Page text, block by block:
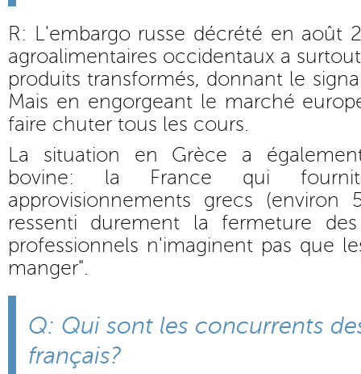
R: L'embargo russe décrété en août
agroalimentaires occidentaux a
produits transformés, donnant le
Mais en engorgeant le marché
faire chuter tous les cours.
La situation en Grèce a
bovine: la France qui
approvisionnements grecs
ressenti durement la fermeture
professionnels n'imaginent pas que
manger".
Q: Qui sont les concurrents
français?